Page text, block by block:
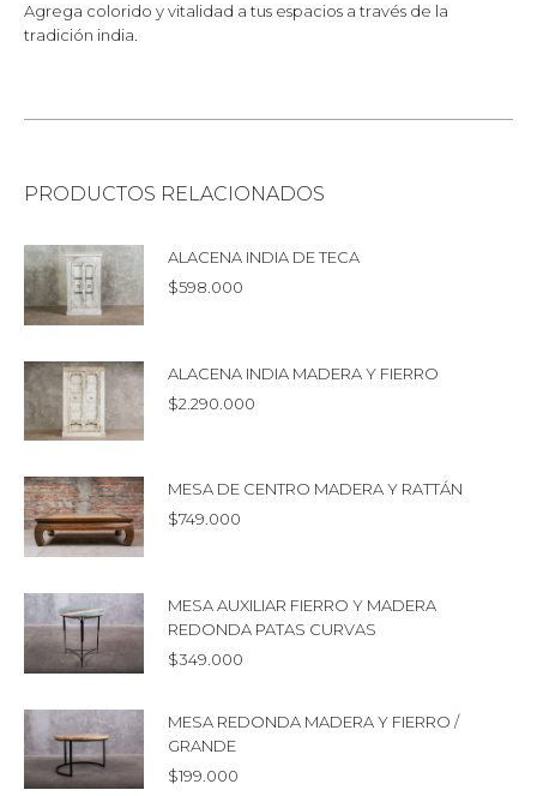
Agrega colorido y vitalidad a tus espacios a través de la
tradición india.
PRODUCTOS RELACIONADOS
ALACENA INDIA DE TECA
$598.000
ALACENA INDIA MADERA Y FIERRO
$2.290.000
MESA DE CENTRO MADERA Y RATTÁN
$749.000
MESA AUXILIAR FIERRO Y MADERA
REDONDA PATAS CURVAS
$349.000
MESA REDONDA MADERA Y FIERRO /
GRANDE
$199.000